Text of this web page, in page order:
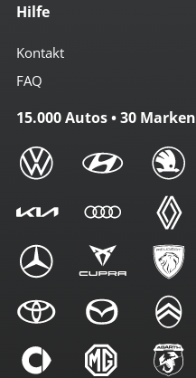
Hilfe
Kontakt
FAQ
15.000 Autos • 30 Marken